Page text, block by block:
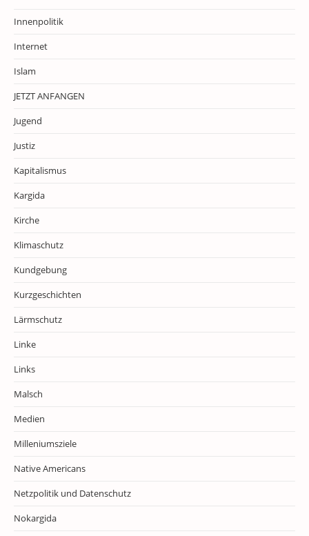
Innenpolitik
Internet
Islam
JETZT ANFANGEN
Jugend
Justiz
Kapitalismus
Kargida
Kirche
Klimaschutz
Kundgebung
Kurzgeschichten
Lärmschutz
Linke
Links
Malsch
Medien
Milleniumsziele
Native Americans
Netzpolitik und Datenschutz
Nokargida